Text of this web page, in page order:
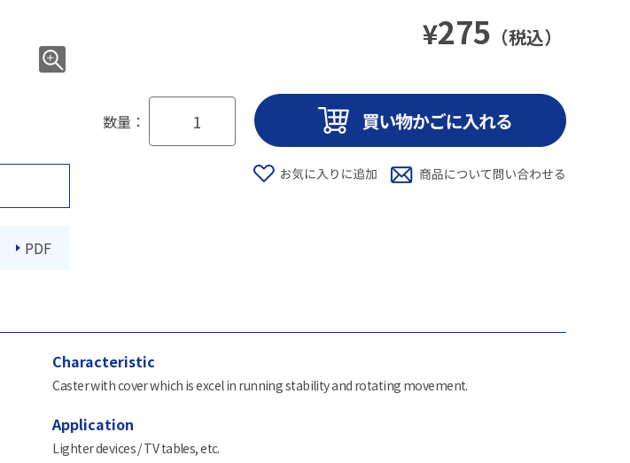
PDF
¥275 （税込）
数量：
Characteristic
Caster with cover which is excel in running stability and rotating movement.
Application
Lighter devices / TV tables, etc.